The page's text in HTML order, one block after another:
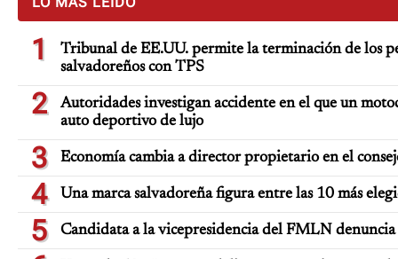
1
Tribunal de EE.UU. permite la terminación de los
salvadoreños con TPS
2
Autoridades investigan accidente en el que un
auto deportivo de lujo
3 Economía cambia a director propietario en el
4 Una marca salvadoreña figura entre las 10 más
5 Candidata a la vicepresidencia del FMLN